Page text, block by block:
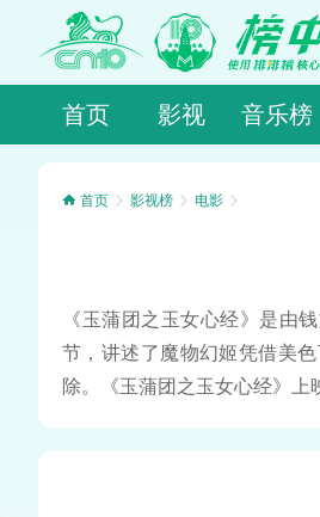
首页 影视 音乐榜
首页 影视榜 电影
《玉蒲团之玉女心经》是由
节，讲述了魔物幻姬凭借美
除。《玉蒲团之玉女心经》上